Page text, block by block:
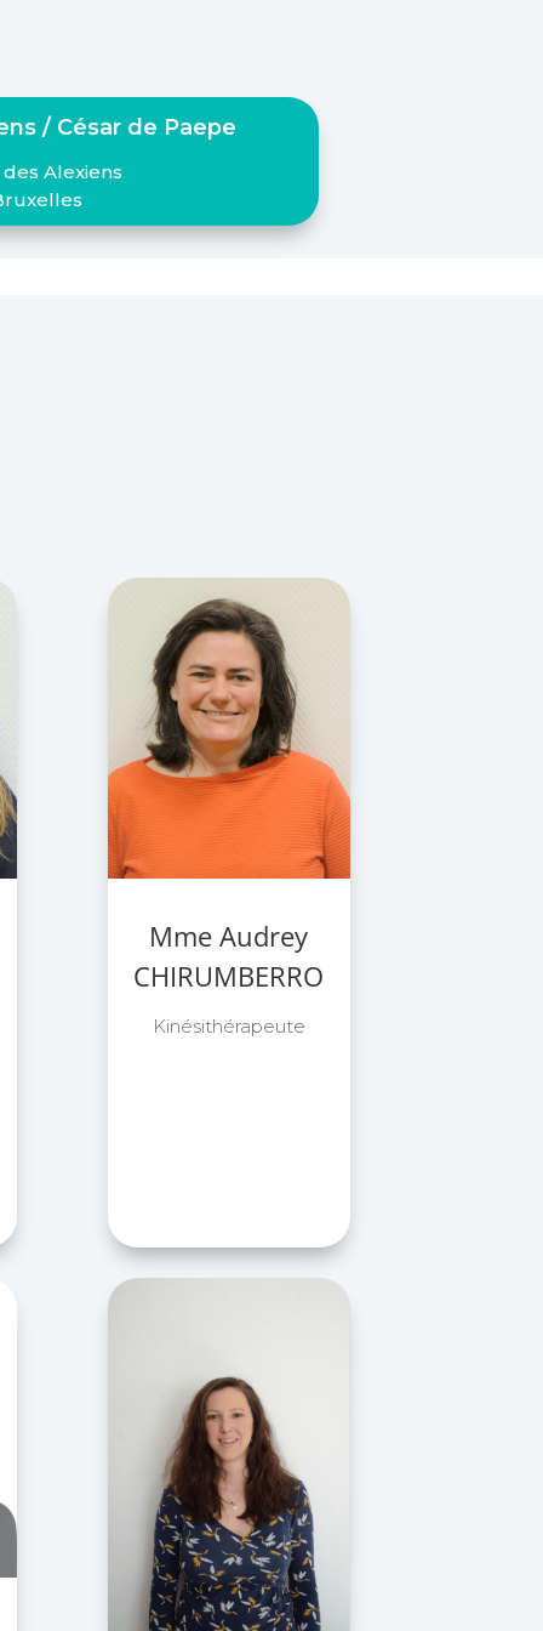
/ César de Paepe
des Alexiens
Mme Audrey
CHIRUMBERRO
Kinésithérapeute